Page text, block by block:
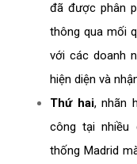
đã được phân
thông qua mối
với các doanh
hiện diện và
Thứ hai, nhãn
công tại nhiều
thống Madrid